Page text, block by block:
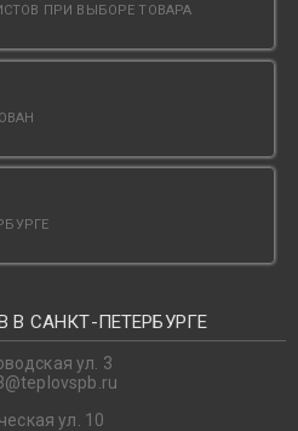
ПРИ ВЫБОРЕ ТОВАРА
В САНКТ-ПЕТЕРБУРГЕ
ул. 3
ул. 10